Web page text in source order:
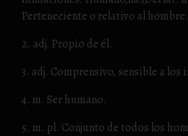
Perteneciente o relativo al hombre.
2. adj. Propio de él.
3. adj. Comprensivo, sensible a
4. m. Ser humano.
5. m. pl. Conjunto de todos los